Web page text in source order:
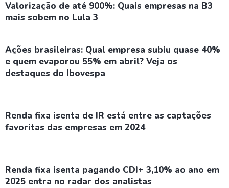
Valorização de até 900%: Quais empresas na B3
mais sobem no Lula 3
Ações brasileiras: Qual empresa subiu quase 40%
e quem evaporou 55% em abril? Veja os
destaques do Ibovespa
Renda fixa isenta de IR está entre as captações
favoritas das empresas em 2024
Renda fixa isenta pagando CDI+ 3,10% ao ano em
2025 entra no radar dos analistas